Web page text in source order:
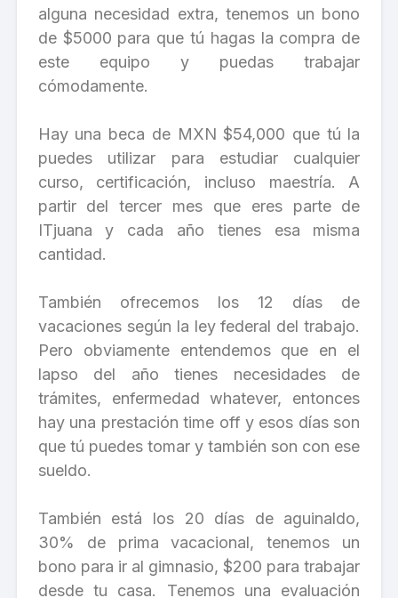
alguna necesidad extra, tenemos un bono
de $5000 para que tú hagas la compra de
este equipo y puedas trabajar
cómodamente.
Hay una beca de MXN $54,000 que tú la
puedes utilizar para estudiar cualquier
curso, certificación, incluso maestría. A
partir del tercer mes que eres parte de
ITjuana y cada año tienes esa misma
cantidad.
También ofrecemos los 12 días de
vacaciones según la ley federal del trabajo.
Pero obviamente entendemos que en el
lapso del año tienes necesidades de
trámites, enfermedad whatever, entonces
hay una prestación time off y esos días son
que tú puedes tomar y también son con ese
sueldo.
También está los 20 días de aguinaldo,
30% de prima vacacional, tenemos un
bono para ir al gimnasio, $200 para trabajar
desde tu casa. Tenemos una evaluación